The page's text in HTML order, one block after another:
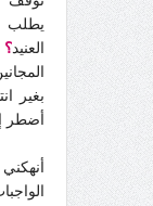
يطلب
العنيد؟
بغير
أضطر